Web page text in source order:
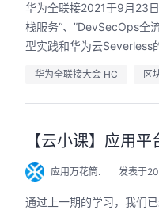
华为全联接2021于9月23
栈服务“、”DevSecOps全
型实践和华为云Severless
华为全联接大会 HC 区
【云小课】应用
应用万花筒. 发表于
通过上一期的学习，我们